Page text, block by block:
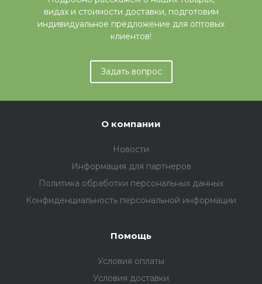
видах и стоимости доставки, подготовим
индивидуальное предложение для оптовых
клиентов!
Задать вопрос
О компании
Новости
Информация для партнеров
Политика обработки персональных данных
Конфиденциальность персональной информации
Помощь
Условия оплаты
Условия доставки